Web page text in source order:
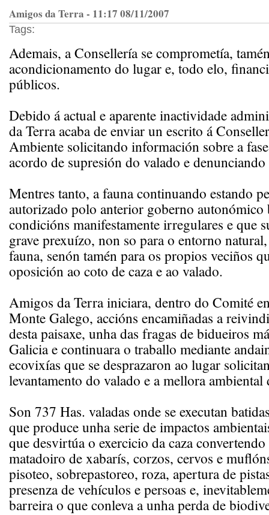
Amigos da Terra - 11:17 08/11/2007
Tags:
Ademais, a Consellería se comprometía,
acondicionamento do lugar e, todo elo,
públicos.
Debido á actual e aparente inactividade
da Terra acaba de enviar un escrito á
Ambiente solicitando información sobre a
acordo de supresión do valado e
Mentres tanto, a fauna continuando estando
autorizado polo anterior goberno autonómico
condicións manifestamente irregulares e que
grave prexuízo, non so para o entorno
fauna, senón tamén para os propios veciños
oposición ao coto de caza e ao valado.
Amigos da Terra iniciara, dentro do Comité
Monte Galego, accións encamiñadas a
desta paisaxe, unha das fragas de bidueiros
Galicia e continuara o traballo mediante
ecovixías que se desprazaron ao lugar
levantamento do valado e a mellora ambiental
Son 737 Has. valadas o­nde se executan
que produce unha serie de impactos
que desvirtúa o exercicio da caza
matadoiro de xabarís, corzos, cervos e
pisoteo, sobrepastoreo, roza, apertura de
presenza de vehículos e persoas e,
barreira o que conleva a unha perda de